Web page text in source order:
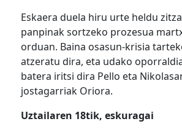
Eskaera duela hiru urte heldu
panpinak sortzeko prozesua
orduan. Baina osasun-krisia
atzeratu dira, eta udako
batera iritsi dira Pello eta
jostagarriak Oriora.
Uztailaren 18tik, eskuragai